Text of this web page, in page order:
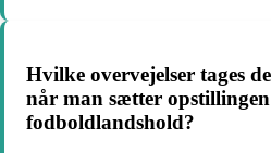
Hvilke overvejelser tages
når man sætter
fodboldlandshold?